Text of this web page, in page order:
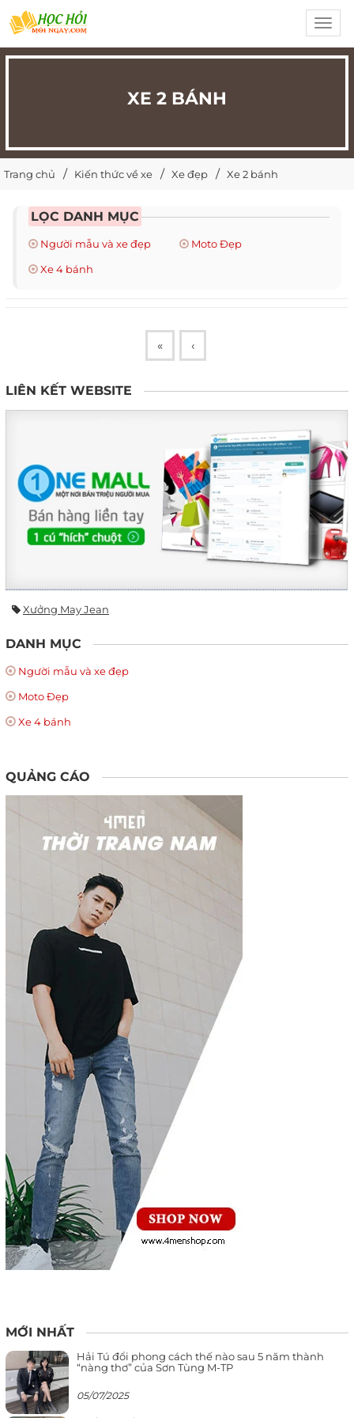
XE 2 BÁNH
Trang chủ Kiến thức về xe Xe đẹp Xe 2 bánh
LỌC DANH MỤC
Người mẫu và xe đẹp
Moto Đẹp
Xe 4 bánh
« ‹
LIÊN KẾT WEBSITE
Xưởng May Jean
DANH MỤC
Người mẫu và xe đẹp
Moto Đẹp
Xe 4 bánh
QUẢNG CÁO
MỚI NHẤT
Hải Tú đổi phong cách thế nào sau 5 năm thành
“nàng thơ” của Sơn Tùng M-TP
05/07/2025